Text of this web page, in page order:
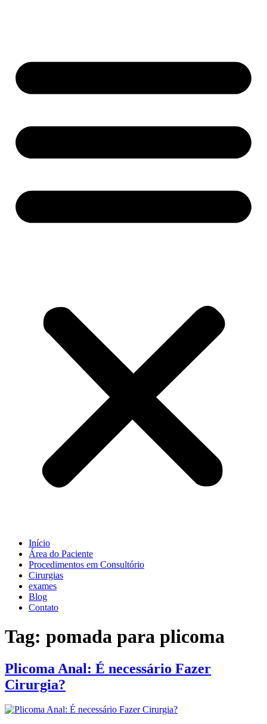
Início
Área do Paciente
Procedimentos em Consultório
Cirurgias
exames
Blog
Contato
Tag: pomada para plicoma
Plicoma Anal: É necessário Fazer
Cirurgia?